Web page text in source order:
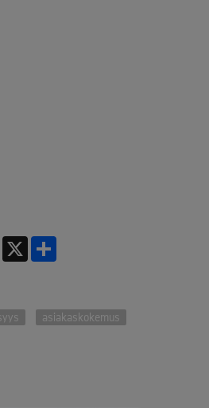
Copy
asiakaskokemus